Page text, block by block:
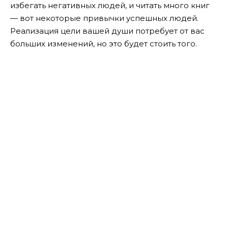
избегать негативных людей, и читать много книг
— вот некоторые привычки успешных людей.
Реализация цели вашей души потребует от вас
больших изменений, но это будет стоить того.